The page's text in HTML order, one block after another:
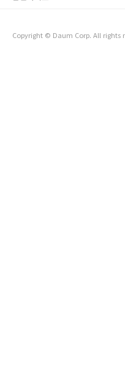
Copyright © Daum Corp. All rights